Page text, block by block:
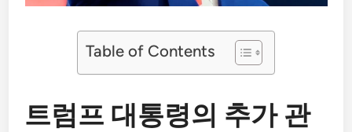
Table of Contents
트럼프 대통령의 추가 관